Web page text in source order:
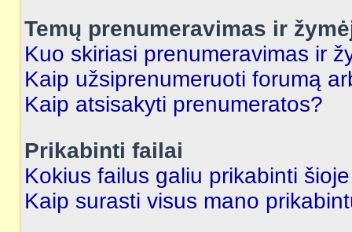
Temų prenumeravimas ir
Kuo skiriasi prenumeravimas ir
Kaip užsiprenumeruoti forumą
Kaip atsisakyti prenumeratos?
Prikabinti failai
Kokius failus galiu prikabinti
Kaip surasti visus mano